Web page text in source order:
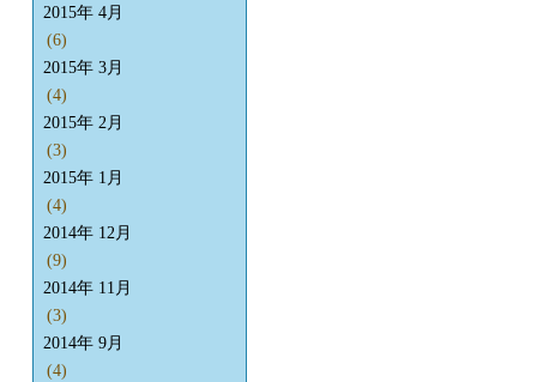
2015年 4月
(6)
2015年 3月
(4)
2015年 2月
(3)
2015年 1月
(4)
2014年 12月
(9)
2014年 11月
(3)
2014年 9月
(4)